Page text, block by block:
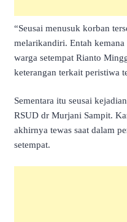
“Seusai menusuk korban
melarikandiri. Entah
warga setempat Rianto
keterangan terkait peristiwa
Sementara itu seusai
RSUD dr Murjani Sampit.
akhirnya tewas saat dalam
setempat.